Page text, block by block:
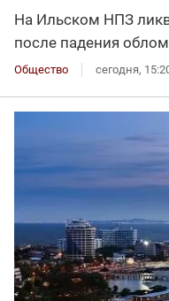
На Ильском НПЗ
после падения
Общество сегодня,